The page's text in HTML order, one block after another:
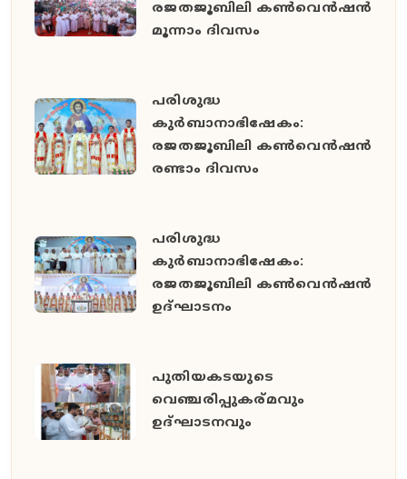
രജതജൂബിലി കൺവെൻഷൻ
മൂന്നാം ദിവസം
പരിശുദ്ധ
കുർബാനാഭിഷേകം:
രജതജൂബിലി കൺവെൻഷൻ
രണ്ടാം ദിവസം
പരിശുദ്ധ
കുർബാനാഭിഷേകം:
രജതജൂബിലി കൺവെൻഷൻ
ഉദ്ഘാടനം
പുതിയകടയുടെ
വെഞ്ചരിപ്പുകര്മവും
ഉദ്‌ഘാടനവും